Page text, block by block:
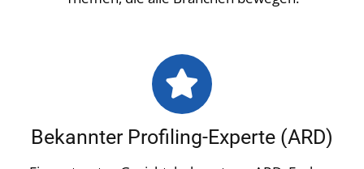
Bekannter Profiling-Experte (ARD)